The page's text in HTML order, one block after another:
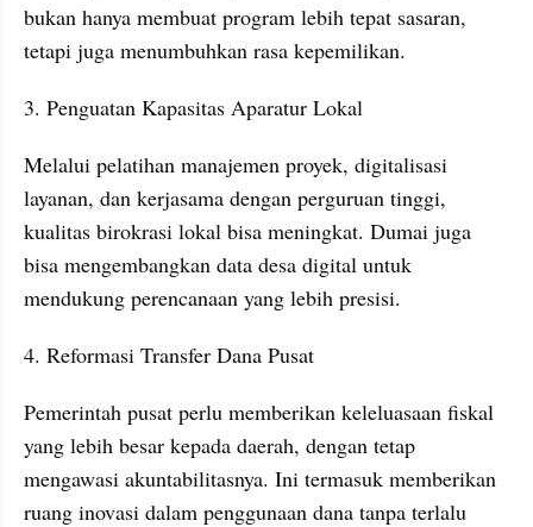
bukan hanya membuat program lebih tepat sasaran,
tetapi juga menumbuhkan rasa kepemilikan.
3. Penguatan Kapasitas Aparatur Lokal
Melalui pelatihan manajemen proyek, digitalisasi
layanan, dan kerjasama dengan perguruan tinggi,
kualitas birokrasi lokal bisa meningkat. Dumai juga
bisa mengembangkan data desa digital untuk
mendukung perencanaan yang lebih presisi.
4. Reformasi Transfer Dana Pusat
Pemerintah pusat perlu memberikan keleluasaan fiskal
yang lebih besar kepada daerah, dengan tetap
mengawasi akuntabilitasnya. Ini termasuk memberikan
ruang inovasi dalam penggunaan dana tanpa terlalu